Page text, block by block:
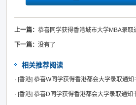
上一篇：恭喜同学获得香港城市大学MBA录取
下一篇：没有了
相关推荐阅读
· [香港] 恭喜W同学获得香港都会大学录取通知
· [香港] 恭喜D同学获得香港都会大学录取通知